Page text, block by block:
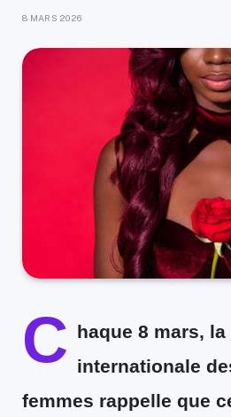
8 MARS 2026
C haque 8 mars,
internationale
femmes rappelle que